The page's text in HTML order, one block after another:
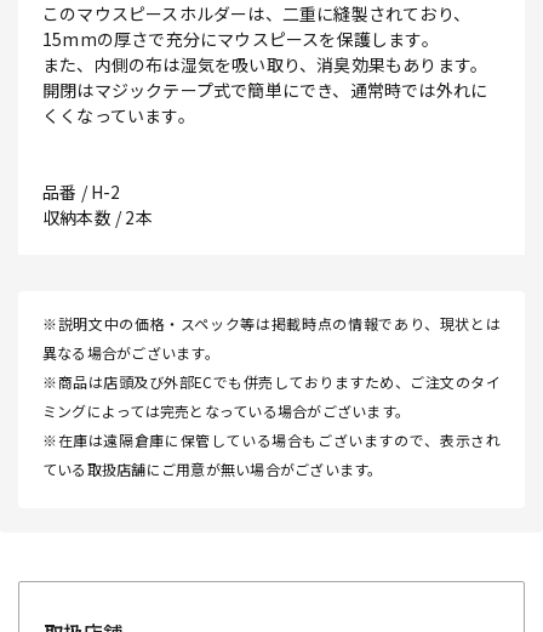
このマウスピースホルダーは、二重に縫製されており、
15mmの厚さで充分にマウスピースを保護します。
また、内側の布は湿気を吸い取り、消臭効果もあります。
開閉はマジックテープ式で簡単にでき、通常時では外れに
くくなっています。
品番 / H-2
収納本数 / 2本
※説明文中の価格・スペック等は掲載時点の情報であり、現状とは
異なる場合がございます。
※商品は店頭及び外部ECでも併売しておりますため、ご注文のタイ
ミングによっては完売となっている場合がございます。
※在庫は遠隔倉庫に保管している場合もございますので、表示され
ている取扱店舗にご用意が無い場合がございます。